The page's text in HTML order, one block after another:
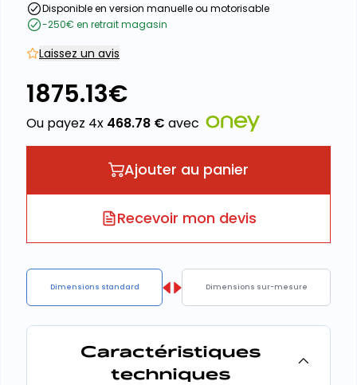
Disponible en version manuelle ou motorisable
-250€ en retrait magasin
Laissez un avis
1875.13€
Ou payez 4x 468.78 € avec
Ajouter au panier
Recevoir mon devis
Dimensions standard Dimensions sur-mesure
Caractéristiques
techniques